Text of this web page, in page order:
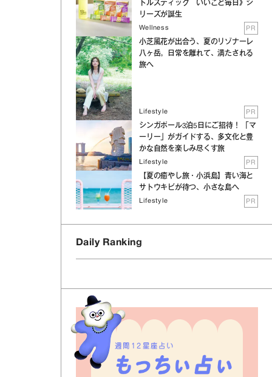
トルスティック いいこと毎日》シ
リーズが誕生
Wellness PR
小芝風花が出合う、夏のリゾナーレ
八ヶ岳。日常を離れて、満たされる
旅へ
Lifestyle PR
シンガポール3泊5日にご招待！ 「マ
ーリー」がガイドする、多文化と豊
かな自然を楽しみ尽くす旅
Lifestyle PR
【夏の癒やし旅・小浜島】青い海と
サトウキビが待つ、小さな島へ
Lifestyle PR
Daily Ranking
週間12星座占い